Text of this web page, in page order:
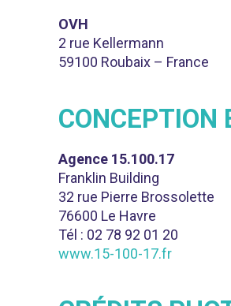
OVH
2 rue Kellermann
59100 Roubaix – France
CONCEPTION
Agence 15.100.17
Franklin Building
32 rue Pierre Brossolette
76600 Le Havre
Tél : 02 78 92 01 20
www.15-100-17.fr